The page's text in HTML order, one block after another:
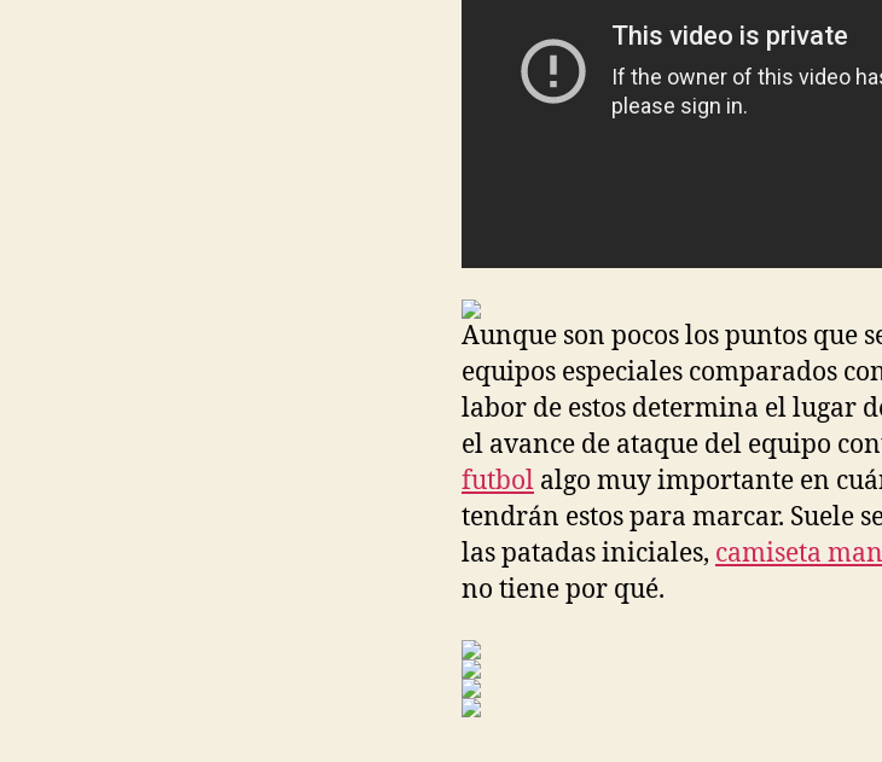
Aunque son pocos los puntos que
equipos especiales comparados
labor de estos determina el lugar
el avance de ataque del equipo
futbol algo muy importante en
tendrán estos para marcar. Suele
las patadas iniciales, camiseta
no tiene por qué.